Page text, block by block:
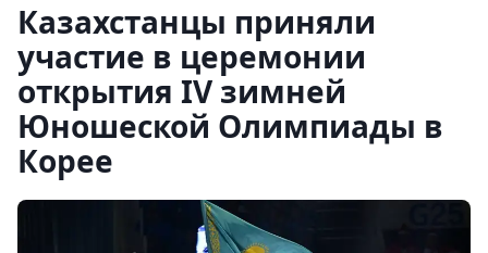
Казахстанцы приняли
участие в церемонии
открытия IV зимней
Юношеской Олимпиады в
Корее